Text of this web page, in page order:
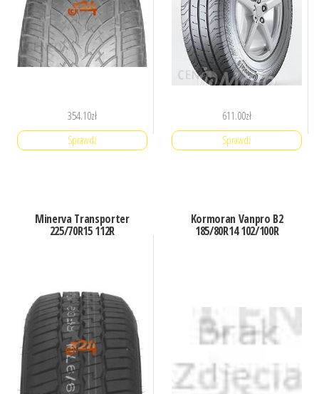
354.10zł
Sprawdź
611.00zł
Sprawdź
Minerva Transporter
225/70R15 112R
Kormoran Vanpro B2
185/80R14 102/100R